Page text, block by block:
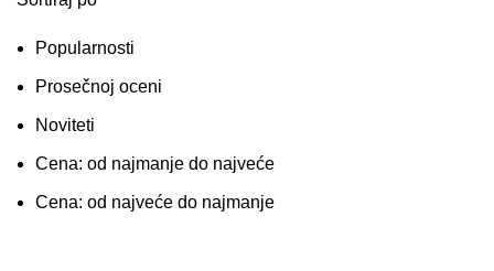
Popularnosti
Prosečnoj oceni
Noviteti
Cena: od najmanje do najveće
Cena: od najveće do najmanje